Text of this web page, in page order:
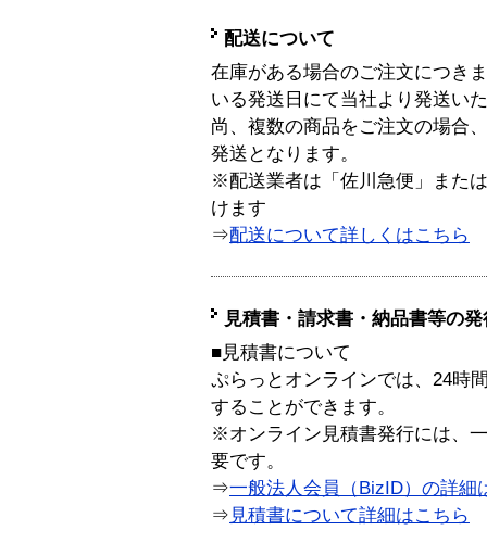
配送について
在庫がある場合のご注文につき
いる発送日にて当社より発送い
尚、複数の商品をご注文の場合
発送となります。
※配送業者は「佐川急便」また
けます
⇒配送について詳しくはこちら
見積書・請求書・納品書等の
■見積書について
ぷらっとオンラインでは、24時
することができます。
※オンライン見積書発行には、
要です。
⇒一般法人会員（BizID）の詳細
⇒ 見積書について詳細はこちら